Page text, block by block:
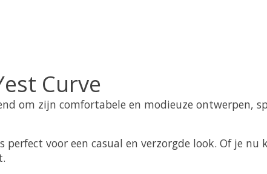
Curve
om zijn comfortabele en modieuze ontwerpen,
voor een casual en verzorgde look. Of je